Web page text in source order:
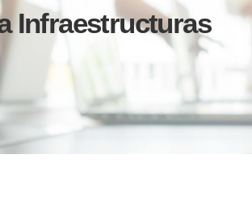
Infraestructuras